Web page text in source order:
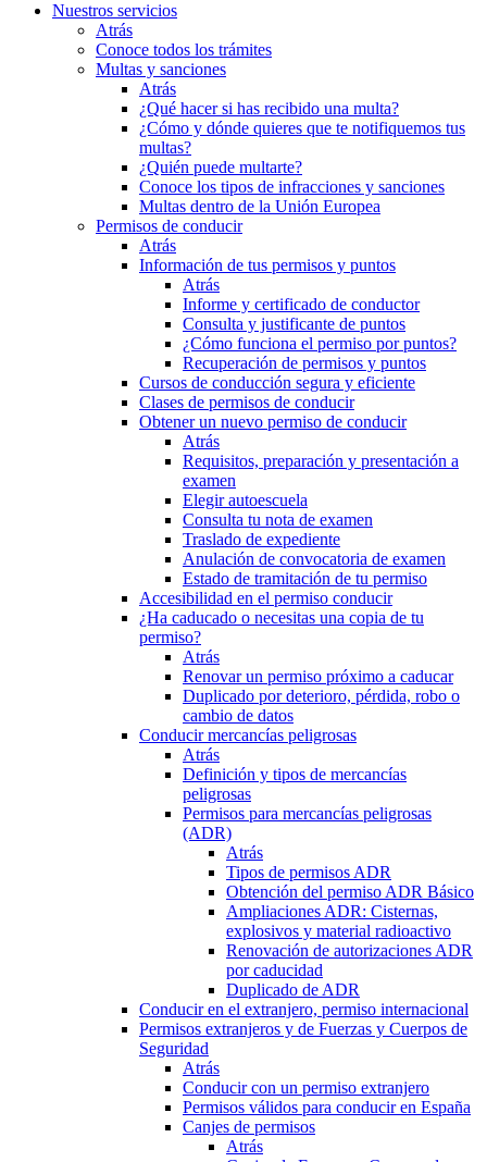
Nuestros servicios
Atrás
Conoce todos los trámites
Multas y sanciones
Atrás
¿Qué hacer si has recibido una multa?
¿Cómo y dónde quieres que te notifiquemos tus
multas?
¿Quién puede multarte?
Conoce los tipos de infracciones y sanciones
Multas dentro de la Unión Europea
Permisos de conducir
Atrás
Información de tus permisos y puntos
Atrás
Informe y certificado de conductor
Consulta y justificante de puntos
¿Cómo funciona el permiso por puntos?
Recuperación de permisos y puntos
Cursos de conducción segura y eficiente
Clases de permisos de conducir
Obtener un nuevo permiso de conducir
Atrás
Requisitos, preparación y presentación a
examen
Elegir autoescuela
Consulta tu nota de examen
Traslado de expediente
Anulación de convocatoria de examen
Estado de tramitación de tu permiso
Accesibilidad en el permiso conducir
¿Ha caducado o necesitas una copia de tu
permiso?
Atrás
Renovar un permiso próximo a caducar
Duplicado por deterioro, pérdida, robo o
cambio de datos
Conducir mercancías peligrosas
Atrás
Definición y tipos de mercancías
peligrosas
Permisos para mercancías peligrosas
(ADR)
Atrás
Tipos de permisos ADR
Obtención del permiso ADR Básico
Ampliaciones ADR: Cisternas,
explosivos y material radioactivo
Renovación de autorizaciones ADR
por caducidad
Duplicado de ADR
Conducir en el extranjero, permiso internacional
Permisos extranjeros y de Fuerzas y Cuerpos de
Seguridad
Atrás
Conducir con un permiso extranjero
Permisos válidos para conducir en España
Canjes de permisos
Atrás